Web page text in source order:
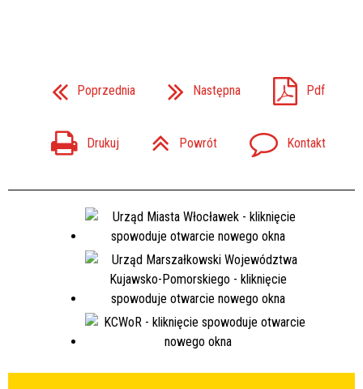
Poprzednia Następna Pdf
Drukuj Powrót Kontakt